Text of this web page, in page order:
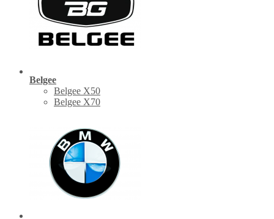
Belgee
Belgee X50
Belgee X70